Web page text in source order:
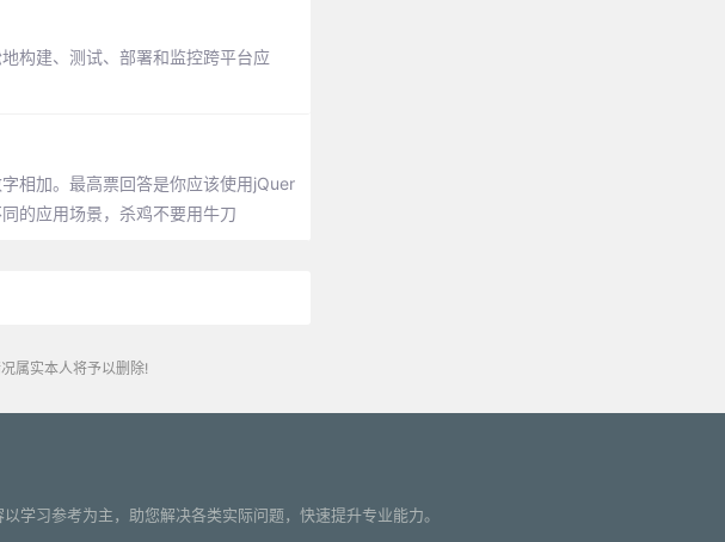
构建、测试、部署和监控跨平台应
相加。最高票回答是你应该使用jQuer
的应用场景，杀鸡不要用牛刀
属实本人将予以删除!
习参考为主，助您解决各类实际问题，快速提升专业能力。